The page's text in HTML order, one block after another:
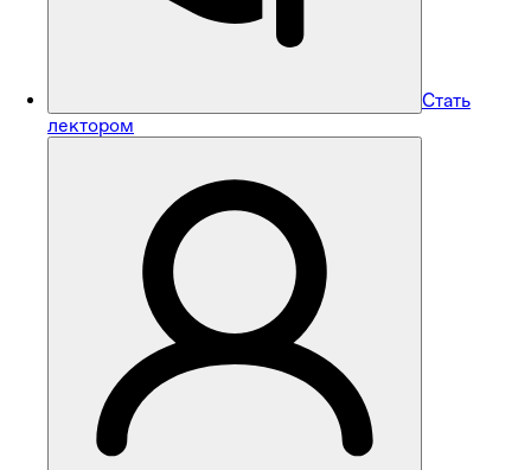
Стать
лектором